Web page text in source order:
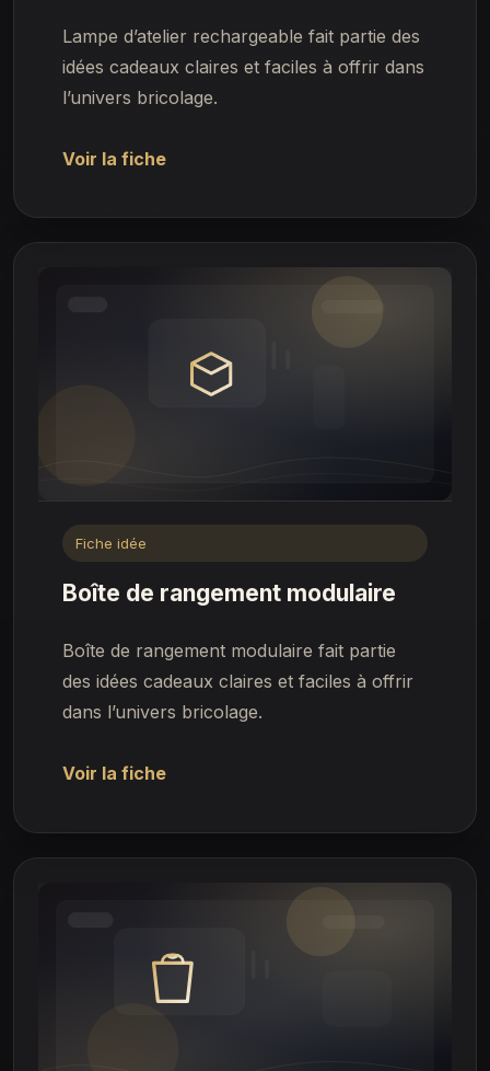
Lampe d’atelier rechargeable fait partie des
idées cadeaux claires et faciles à offrir dans
l’univers bricolage.
Voir la fiche
Fiche idée
Boîte de rangement modulaire
Boîte de rangement modulaire fait partie
des idées cadeaux claires et faciles à offrir
dans l’univers bricolage.
Voir la fiche